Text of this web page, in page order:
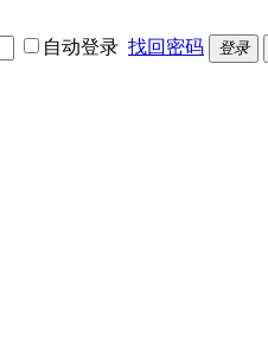
自动登录 找回密码 登录